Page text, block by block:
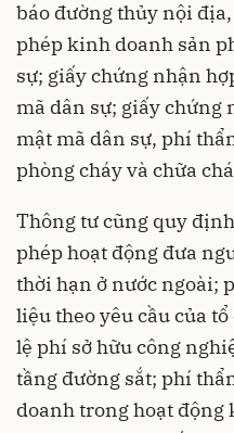
báo đường thủy nội
phép kinh doanh sản
sự; giấy chứng nhận
mã dân sự; giấy chứng
mật mã dân sự, phí
phòng cháy và chữa
Thông tư cũng quy
phép hoạt động đưa
thời hạn ở nước ngoài;
liệu theo yêu cầu của
lệ phí sở hữu công
tầng đường sắt; phí
doanh trong hoạt